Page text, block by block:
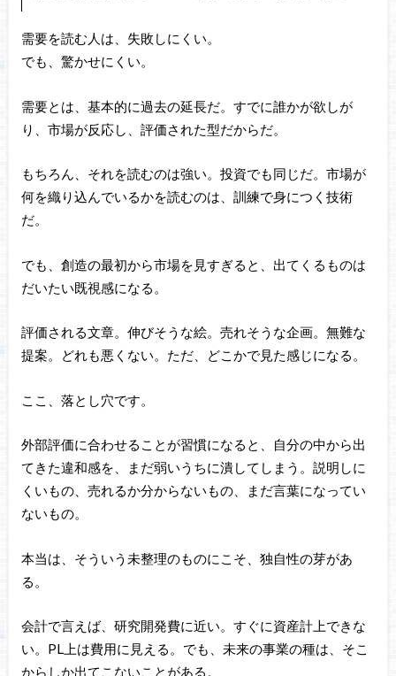
需要を読む人は、失敗しにくい。
でも、驚かせにくい。
需要とは、基本的に過去の延長だ。すでに誰かが欲しが
り、市場が反応し、評価された型だからだ。
もちろん、それを読むのは強い。投資でも同じだ。市場が
何を織り込んでいるかを読むのは、訓練で身につく技術
だ。
でも、創造の最初から市場を見すぎると、出てくるものは
だいたい既視感になる。
評価される文章。伸びそうな絵。売れそうな企画。無難な
提案。どれも悪くない。ただ、どこかで見た感じになる。
ここ、落とし穴です。
外部評価に合わせることが習慣になると、自分の中から出
てきた違和感を、まだ弱いうちに潰してしまう。説明しに
くいもの、売れるか分からないもの、まだ言葉になってい
ないもの。
本当は、そういう未整理のものにこそ、独自性の芽があ
る。
会計で言えば、研究開発費に近い。すぐに資産計上できな
い。PL上は費用に見える。でも、未来の事業の種は、そこ
からしか出てこないことがある。